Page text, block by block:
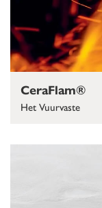
CeraFlam®
Het Vuurvaste